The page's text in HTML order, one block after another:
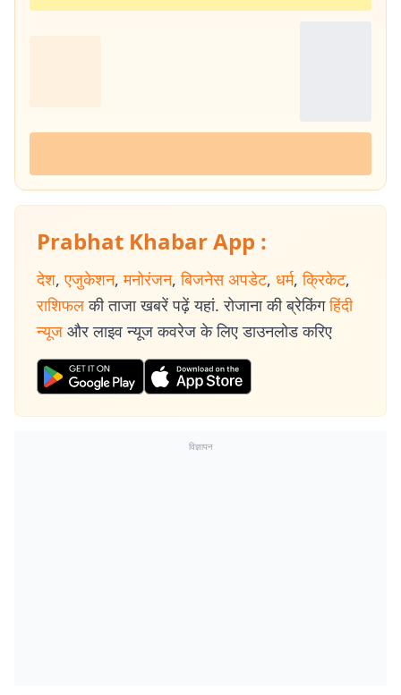
Prabhat Khabar App :
देश, एजुकेशन, मनोरंजन, बिजनेस अपडेट, धर्म, क्रिकेट,
राशिफल की ताजा खबरें पढ़ें यहां. रोजाना की ब्रेकिंग हिंदी
न्यूज और लाइव न्यूज कवरेज के लिए डाउनलोड करिए
विज्ञापन